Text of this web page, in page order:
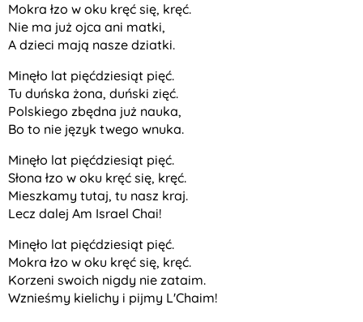
Mokra łzo w oku kręć się, kręć.
Nie ma już ojca ani matki,
A dzieci mają nasze dziatki.
Minęło lat pięćdziesiąt pięć.
Tu duńska żona, duński zięć.
Polskiego zbędna już nauka,
Bo to nie język twego wnuka.
Minęło lat pięćdziesiąt pięć.
Słona łzo w oku kręć się, kręć.
Mieszkamy tutaj, tu nasz kraj.
Lecz dalej Am Israel Chai!
Minęło lat pięćdziesiąt pięć.
Mokra łzo w oku kręć się, kręć.
Korzeni swoich nigdy nie zataim.
Wznieśmy kielichy i pijmy L'Chaim!